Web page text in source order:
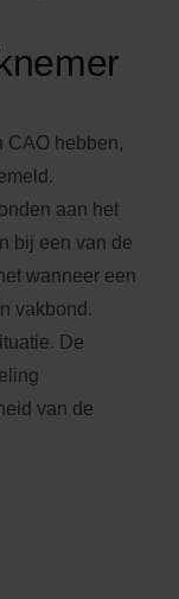
CAO hebben,
aan het
bij een van de
wanneer een
vakbond.
De
van de